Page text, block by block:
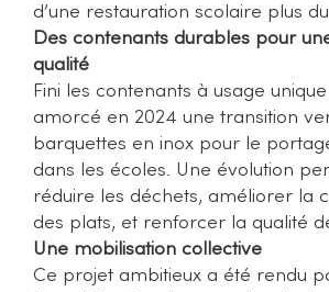
d’une restauration scolaire plus
Des contenants durables pour
qualité
Fini les contenants à usage
amorcé en 2024 une transition
barquettes en inox pour le
dans les écoles. Une évolution
réduire les déchets, améliorer la
des plats, et renforcer la qualité
Une mobilisation collective
Ce projet ambitieux a été rendu